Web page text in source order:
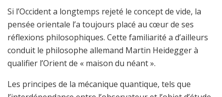
Si l’Occident a longtemps rejeté le concept de vide, la
pensée orientale l’a toujours placé au cœur de ses
réflexions philosophiques. Cette familiarité a d’ailleurs
conduit le philosophe allemand Martin Heidegger à
qualifier l’Orient de « maison du néant ».
Les principes de la mécanique quantique, tels que